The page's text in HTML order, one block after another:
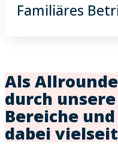
Familiäres
Als
durch
Bereiche
dabei